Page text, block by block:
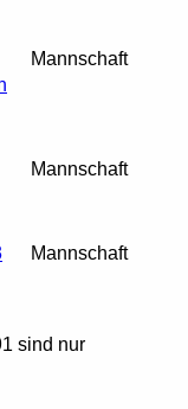
Mannschaft
Mannschaft
Mannschaft
sind nur